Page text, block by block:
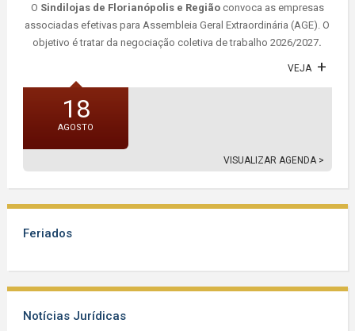
O Sindilojas de Florianópolis e Regiãoconvoca as empresas
associadas efetivas para Assembleia Geral Extraordinária (AGE). O
objetivo é tratar da negociação coletiva de trabalho 2026/2027.
VEJA
18
AGOSTO
VISUALIZAR AGENDA >
Feriados
Notícias Jurídicas